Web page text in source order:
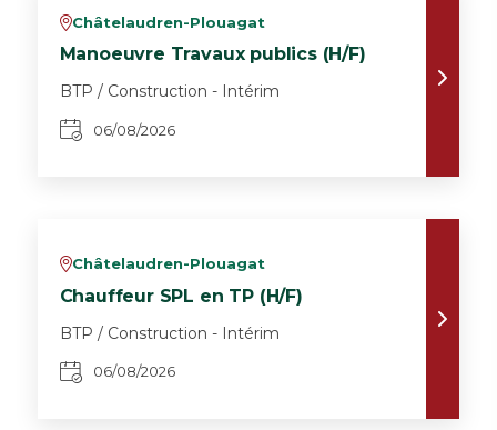
vChâtelaudren-Plouagat
Manoeuvre Travaux publics (H/F)
BTP / Construction - Intérim
06/08/2026
vChâtelaudren-Plouagat
Chauffeur SPL en TP (H/F)
BTP / Construction - Intérim
06/08/2026